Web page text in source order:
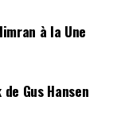
à la Une
Gus Hansen